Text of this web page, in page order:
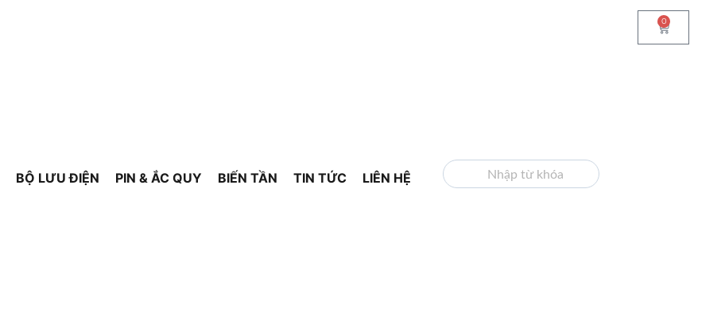
BỘ LƯU ĐIỆN PIN & ẮC QUY BIẾN TẦN TIN TỨC LIÊN HỆ TÌM KIẾM
0